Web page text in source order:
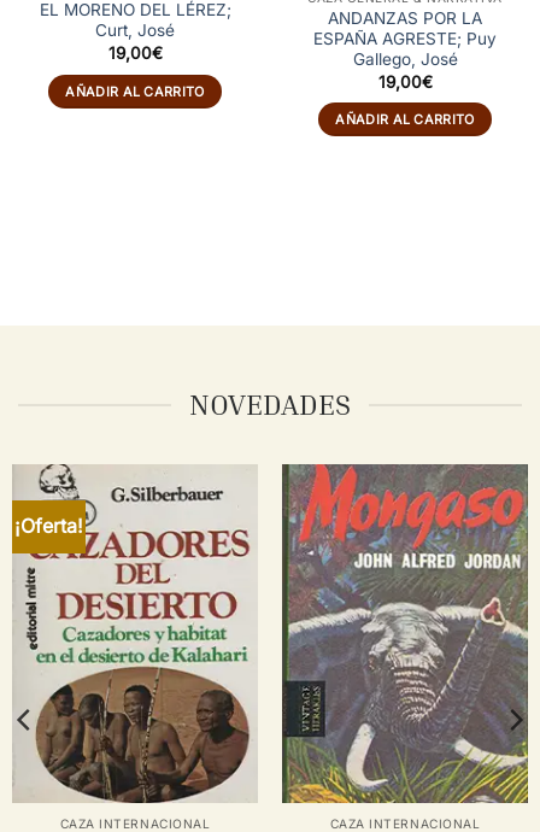
EL MORENO DEL LÉREZ;
Curt, José
19,00€
AÑADIR AL CARRITO
ANDANZAS POR LA
ESPAÑA AGRESTE; Puy
Gallego, José
19,00€
AÑADIR AL CARRITO
NOVEDADES
¡Oferta!
CAZA INTERNACIONAL CAZA INTERNACIONAL